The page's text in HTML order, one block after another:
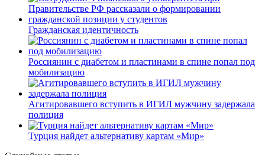
Новости smi2.ru
Еще из раздела «Общество»
Ядовитые учебники
Гражданская идентичность